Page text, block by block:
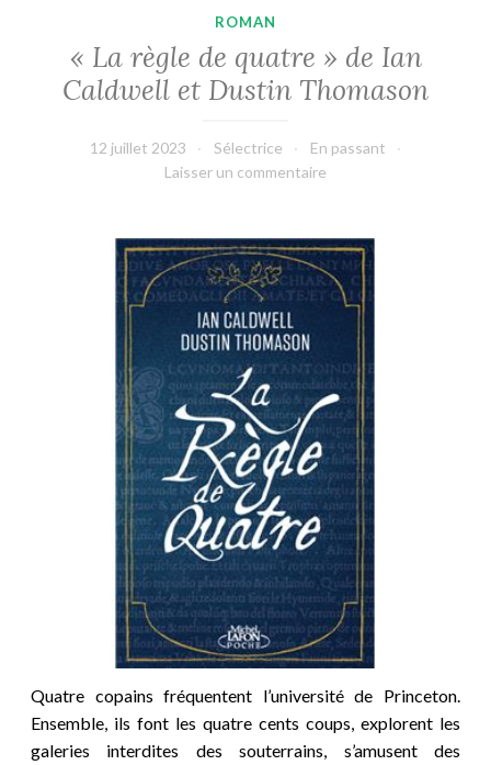
ROMAN
« La règle de quatre » de Ian
Caldwell et Dustin Thomason
12 juillet 2023 Sélectrice
En passant
Laisser un commentaire
Quatre copains fréquentent l’université de Princeton.
Ensemble, ils font les quatre cents coups, explorent les
galeries interdites des souterrains, s’amusent des